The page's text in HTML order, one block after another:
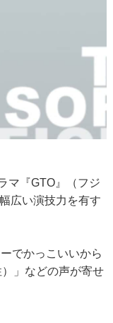
マ『GTO』（フジ
広い演技力を有す
でかっこいいから
」などの声が寄せ